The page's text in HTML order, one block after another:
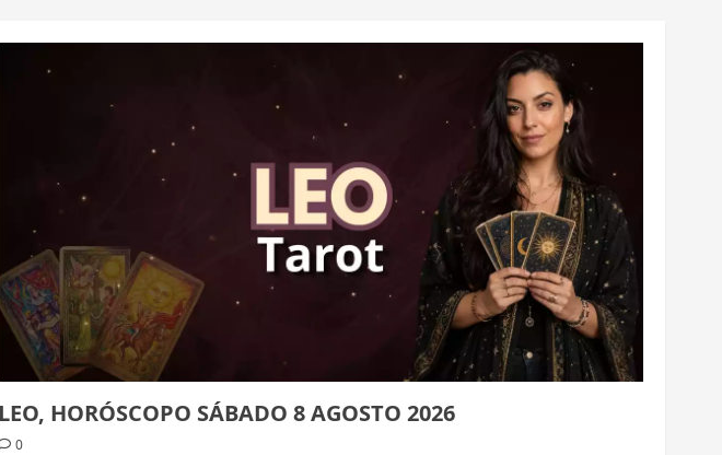
LEO, HORÓSCOPO SÁBADO 8 AGOSTO 2026
0